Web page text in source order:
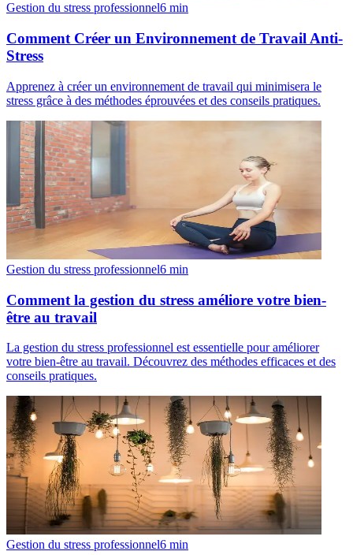
Gestion du stress professionnel6 min
Comment Créer un Environnement de Travail Anti-
Stress
Apprenez à créer un environnement de travail qui minimisera le
stress grâce à des méthodes éprouvées et des conseils pratiques.
Gestion du stress professionnel6 min
Comment la gestion du stress améliore votre bien-
être au travail
La gestion du stress professionnel est essentielle pour améliorer
votre bien-être au travail. Découvrez des méthodes efficaces et des
conseils pratiques.
Gestion du stress professionnel6 min